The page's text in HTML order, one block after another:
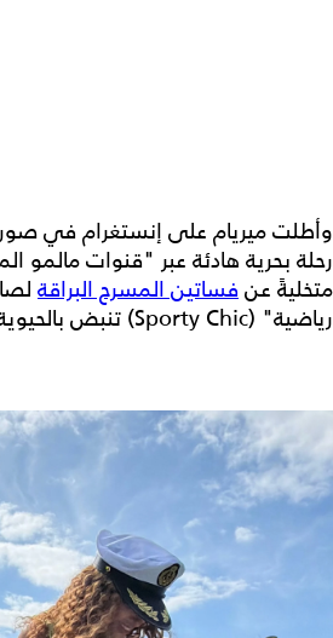
وأطلت ميريام على إنستغرام في
متخليةً عنفساتين المسرح البراقة
رياضية" (Sporty Chic) تنبض بالحيوية.